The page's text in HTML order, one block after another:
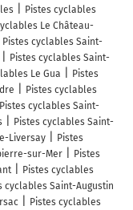
Pistes cyclables
Le Château-
Pistes cyclables Saint-
Pistes cyclables Saint-
Le Gua
Pistes
Pistes cyclables
Pistes cyclables Saint-
Pistes cyclables Saint-
Liversay
Pistes
sur-Mer
Pistes
Pistes cyclables
cyclables Saint-Augustin
Pistes cyclables